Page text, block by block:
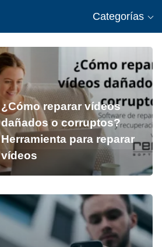
Categorías
¿Cómo reparar vídeos
dañados o corruptos?
Herramienta para reparar
vídeos